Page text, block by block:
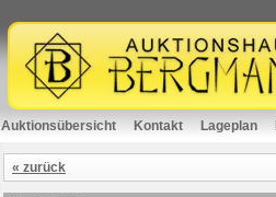
Auktionsübersicht Kontakt Lageplan
« zurück